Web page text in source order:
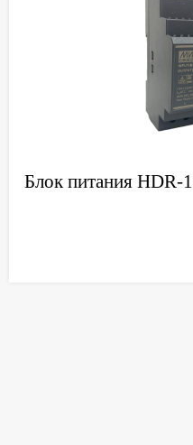
Блок питания HDR-